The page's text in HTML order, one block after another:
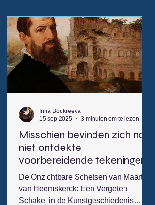
een tegel? Waarom? Is deze ingekrast
in het schilderij? Dan is het
waarschijnlijk namaak. Collectioneren
betekent jezelf verdiepen in het werk
Misschien bevinden zich nog
niet ontdekte
voorbereidende tekeningen
van Maarten van
Heemskerck (1498–1574) in
particuliere collecties.
De Onzichtbare Schetsen van Maarten
van Heemskerck: Een Vergeten
Schakel in de Kunstgeschiedenis
Inna Boukreeva
15 sep 2025
3 minuten om te lezen